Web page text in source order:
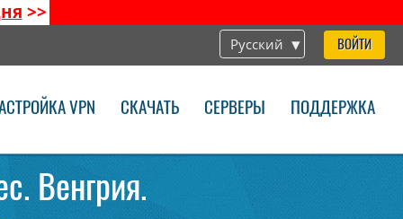
>>
Русский ВОЙТИ
VPN СКАЧАТЬ СЕРВЕРЫ ПОДДЕРЖКА
Венгрия.